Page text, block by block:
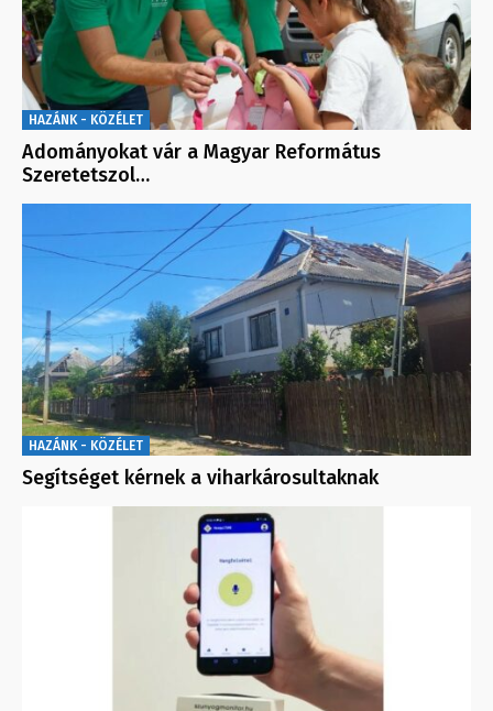
HAZÁNK - KÖZÉLET
Adományokat vár a Magyar Református
Szeretetszol…
HAZÁNK - KÖZÉLET
Segítséget kérnek a viharkárosultaknak